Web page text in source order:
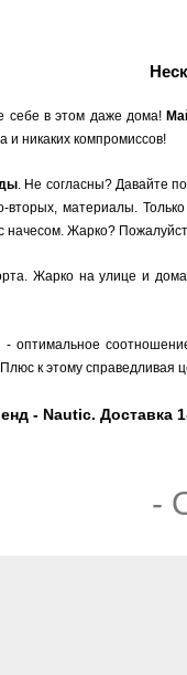
себе в этом даже дома!
никаких компромиссов!
. Не согласны? Давайте
материалы.
Жарко?
Жарко на улице и
- оптимальное
к этому
- Nautic. Доставка
-